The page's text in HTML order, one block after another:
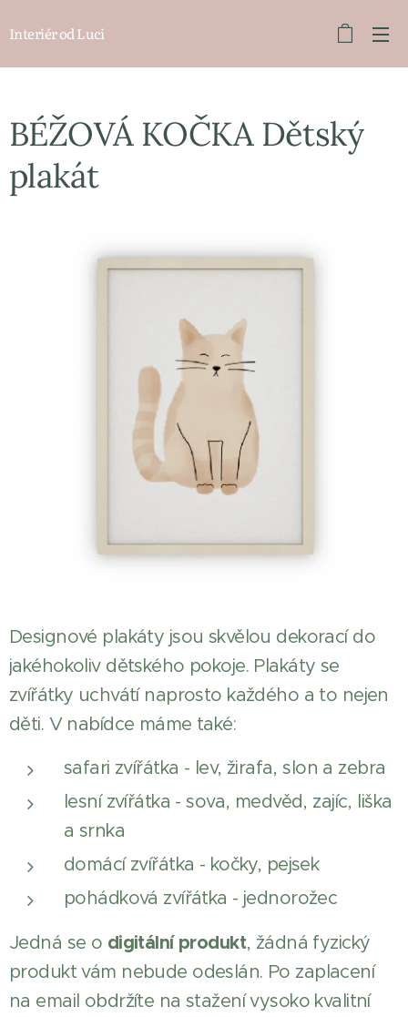
Interiér od Luci
BÉŽOVÁ KOČKA Dětský
plakát
Designové plakáty jsou skvělou dekorací do
jakéhokoliv dětského pokoje. Plakáty se
zvířátky uchvátí naprosto každého a to nejen
děti. V nabídce máme také:
safari zvířátka - lev, žirafa, slon a zebra
lesní zvířátka - sova, medvěd, zajíc, liška
a srnka
domácí zvířátka - kočky, pejsek
pohádková zvířátka - jednorožec
Jedná se o digitální produkt, žádná fyzický
produkt vám nebude odeslán. Po zaplacení
na email obdržíte na stažení vysoko kvalitní